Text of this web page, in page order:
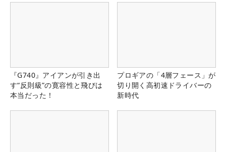
『G740』アイアンが引き出
す“反則級”の寛容性と飛びは
本当だった！
プロギアの「4層フェース」が
切り開く高初速ドライバーの
新時代